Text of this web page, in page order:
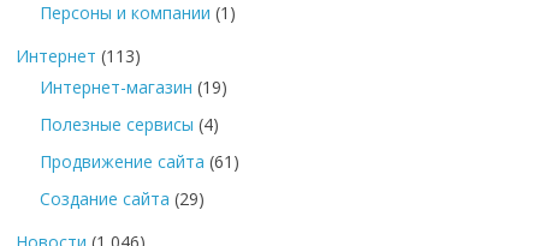
Персоны и компании (1)
Интернет (113)
Интернет-магазин (19)
Полезные сервисы (4)
Продвижение сайта (61)
Создание сайта (29)